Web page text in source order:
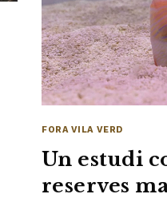
FORA VILA VERD
Un estudi
reserves